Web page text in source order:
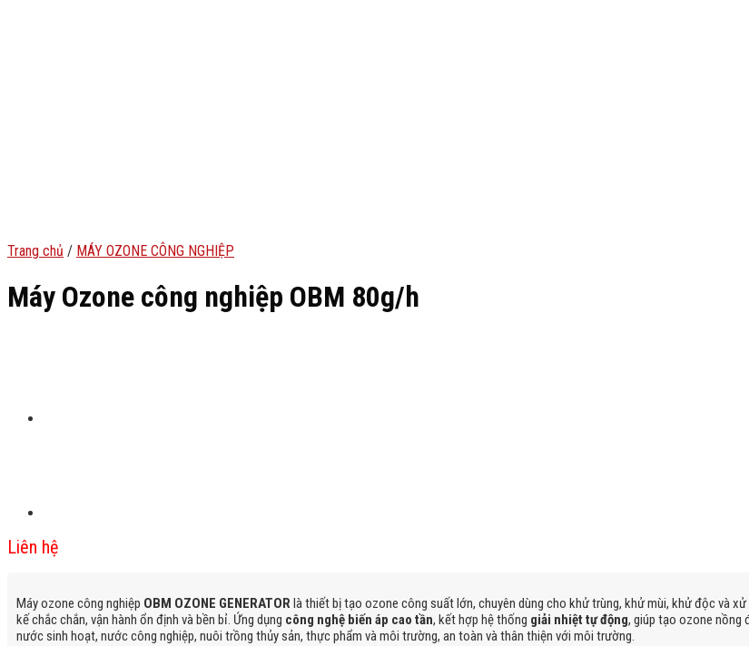
Trang chủ / MÁY OZONE CÔNG NGHIỆP
Máy Ozone công nghiệp OBM 80g/h
Liên hệ
Máy ozone công nghiệp OBM OZONE GENERATORlà thiết bị tạo ozone công suất lớn, chuyên dùng cho khử trùng, khử mùi, khử độc và
kế chắc chắn, vận hành ổn định và bền bỉ. Ứng dụng công nghệ biến áp cao tần, kết hợp hệ thống giải nhiệt tự động, giúp tạo ozone nồng
nước sinh hoạt, nước công nghiệp, nuôi trồng thủy sản, thực phẩm và môi trường, an toàn và thân thiện với môi trường.